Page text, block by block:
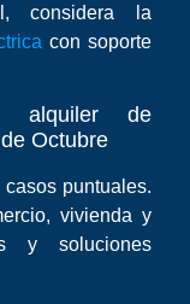
considera la
con soporte
alquiler de
Octubre
puntuales.
vivienda y
y soluciones